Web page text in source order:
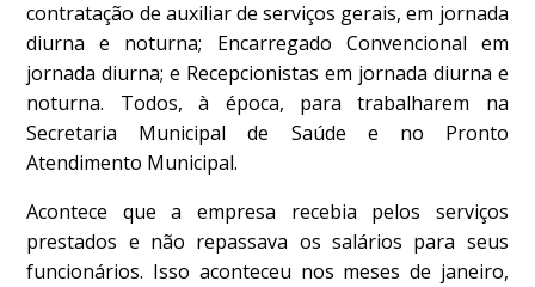
contratação de auxiliar de serviços gerais, em jornada
diurna e noturna; Encarregado Convencional em
jornada diurna; e Recepcionistas em jornada diurna e
noturna. Todos, à época, para trabalharem na
Secretaria Municipal de Saúde e no Pronto
Atendimento Municipal.
Acontece que a empresa recebia pelos serviços
prestados e não repassava os salários para seus
funcionários. Isso aconteceu nos meses de janeiro,